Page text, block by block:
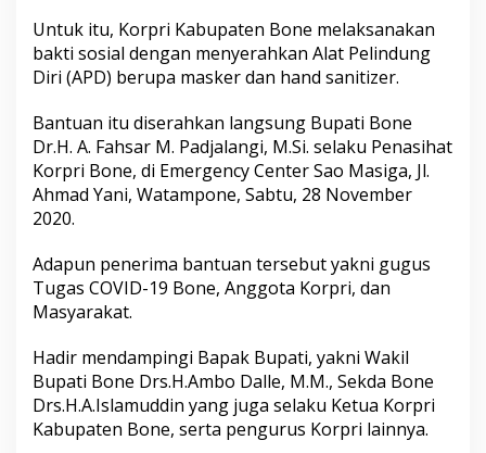
a
n
B
a
t
u
n
A
t
P
e
n
d
u
n
g
Untuk itu, Korpri Kabupaten Bone melaksanakan
bakti sosial dengan menyerahkan Alat Pelindung
Diri (APD) berupa masker dan hand sanitizer.
Bantuan itu diserahkan langsung Bupati Bone
Dr.H. A. Fahsar M. Padjalangi, M.Si. selaku Penasihat
Korpri Bone, di Emergency Center Sao Masiga, Jl.
Ahmad Yani, Watampone, Sabtu, 28 November
2020.
Adapun penerima bantuan tersebut yakni gugus
Tugas COVID-19 Bone, Anggota Korpri, dan
Masyarakat.
Hadir mendampingi Bapak Bupati, yakni Wakil
Bupati Bone Drs.H.Ambo Dalle, M.M., Sekda Bone
Drs.H.A.Islamuddin yang juga selaku Ketua Korpri
Kabupaten Bone, serta pengurus Korpri lainnya.